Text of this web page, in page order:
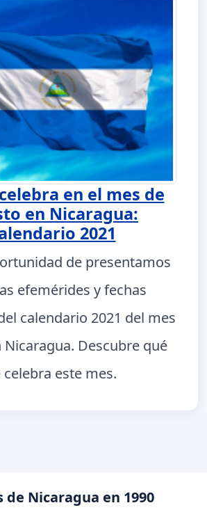
en el mes de
en Nicaragua:
2021
de presentamos
efemérides y fechas
calendario 2021 del mes
Nicaragua. Descubre qué
celebra este mes.
Nicaragua en 1990